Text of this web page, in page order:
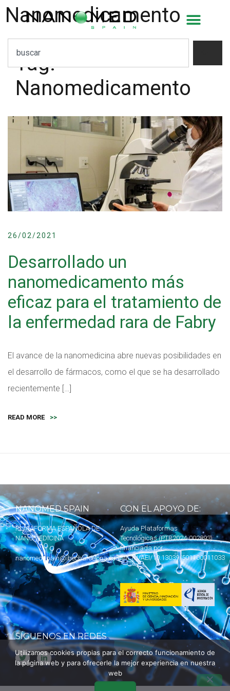
Nanomedicamento
Tag:
Nanomedicamento
26/02/2021
Desarrollado un
nanomedicamento más
eficaz para el tratamiento de
la enfermedad rara de Fabry
El avance de la nanomedicina abre nuevas posibilidades en
el desarrollo de fármacos, como el que se ha desarrollado
recientemente […]
READ MORE >>
NANOMED SPAIN
PLATAFORMA ESPAÑOLA DE
NANOMEDICINA
nanomedspain@ibecbarcelona.eu
CON EL APOYO DE:
Ayuda Plataformas
Tecnológicas (PTR2024-002893)
financiada por
MICIU/AEI/10.13039/501100011033
SÍGUENOS EN REDES
Utilizamos cookies propias para el correcto funcionamiento de
la página web y para ofrecerle la mejor experiencia en nuestra
web